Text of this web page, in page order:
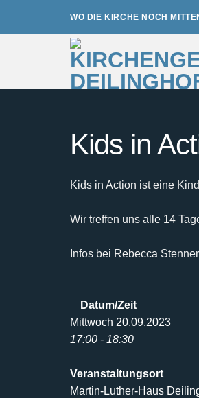
WO DIE KIRCHE NOCH
Kids in
Kids in Action ist eine
Wir treffen uns alle 14
Infos bei Rebecca
Datum/Zeit
Mittwoch 20.09.2023
17:00 - 18:30
Veranstaltungsort
Martin-Luther-Haus